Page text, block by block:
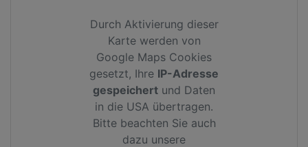
Durch Aktivierung dieser
Karte werden von
Google Maps Cookies
gesetzt, Ihre IP-Adresse
gespeichert und Daten
in die USA übertragen.
Bitte beachten Sie auch
dazu unsere